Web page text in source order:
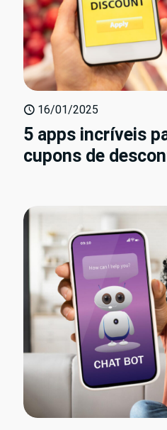
16/01/2025
5 apps incríveis
cupons de